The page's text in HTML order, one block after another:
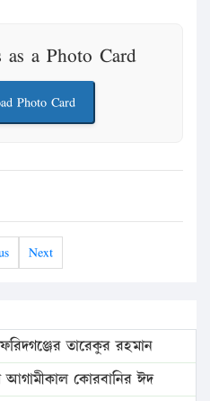
as a Photo Card
Photo Card
Next
তারেকুর রহমান
আগামীকাল কোরবানির ঈদ